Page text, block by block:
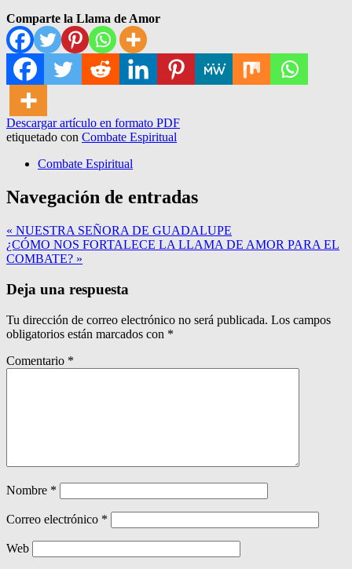
Comparte la Llama de Amor
Descargar artículo en formato PDF
etiquetado con Combate Espiritual
Combate Espiritual
Navegación de entradas
« NUESTRA SEÑORA DE GUADALUPE
¿CÓMO NOS FORTALECE LA LLAMA DE AMOR PARA EL
COMBATE? »
Deja una respuesta
Tu dirección de correo electrónico no será publicada. Los campos
obligatorios están marcados con *
Comentario *
Nombre *
Correo electrónico *
Web